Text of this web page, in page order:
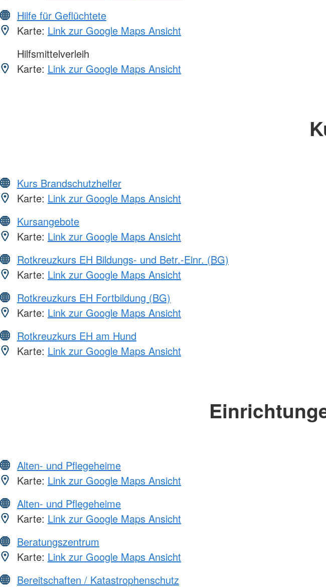
Hilfe für Geflüchtete
Karte: Link zur Google Maps Ansicht
Hilfsmittelverleih
Karte: Link zur Google Maps Ansicht
Kurs Brandschutzhelfer
Karte: Link zur Google Maps Ansicht
Kursangebote
Karte: Link zur Google Maps Ansicht
Rotkreuzkurs EH Bildungs- und Betr.-Einr. (BG)
Karte: Link zur Google Maps Ansicht
Rotkreuzkurs EH Fortbildung (BG)
Karte: Link zur Google Maps Ansicht
Rotkreuzkurs EH am Hund
Karte: Link zur Google Maps Ansicht
Alten- und Pflegeheime
Karte: Link zur Google Maps Ansicht
Alten- und Pflegeheime
Karte: Link zur Google Maps Ansicht
Beratungszentrum
Karte: Link zur Google Maps Ansicht
Bereitschaften / Katastrophenschutz